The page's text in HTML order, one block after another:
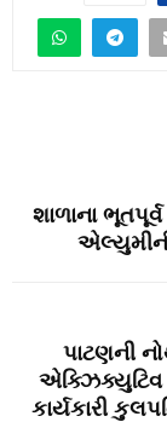
શાળાના
પાટણની
એક્ઝિક્યુટિવ
કાર્યકારી